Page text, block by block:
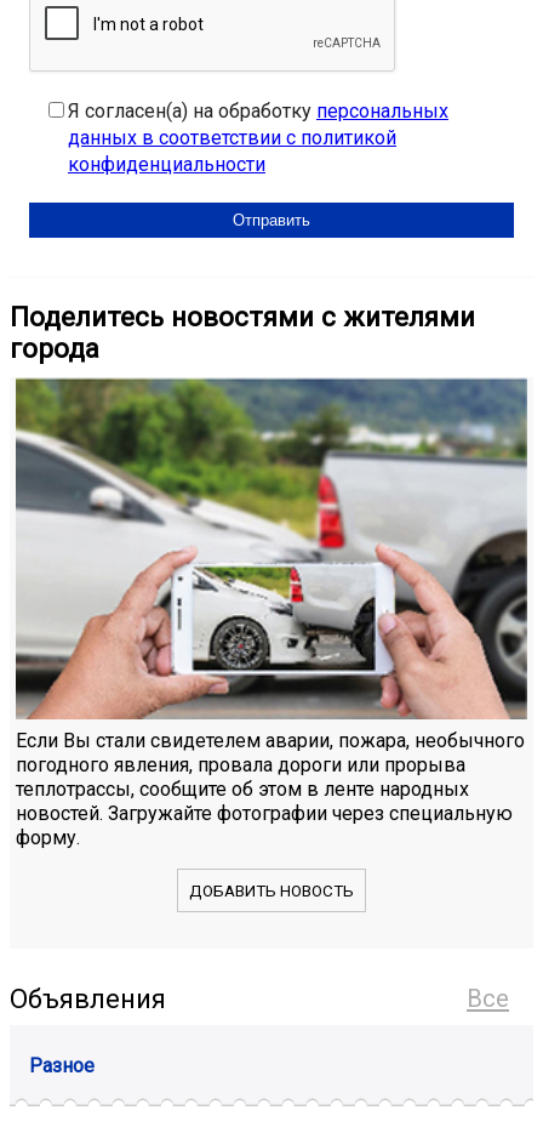
Я согласен(а) на обработку персональных
данных в соответствии с политикой
конфиденциальности
Поделитесь новостями с жителями
города
Если Вы стали свидетелем аварии, пожара, необычного
погодного явления, провала дороги или прорыва
теплотрассы, сообщите об этом в ленте народных
новостей. Загружайте фотографии через специальную
форму.
ДОБАВИТЬ НОВОСТЬ
Все
Объявления
Разное